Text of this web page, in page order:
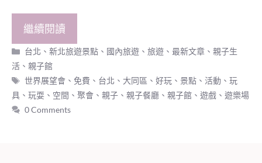
繼續閱讀
分
類
台北、新北旅遊景點 、 國內旅遊 、旅遊 、最新文章 、親子生
活 、 親子館
標
籤
世界展望會 、 免費 、 台北 、 大同區 、好玩 、 景點 、 活動 、玩
具 、 玩耍 、 空間 、 聚會 、 親子 、 親子餐廳 、 親子館 、 遊戲 、 遊樂場
0 Comments